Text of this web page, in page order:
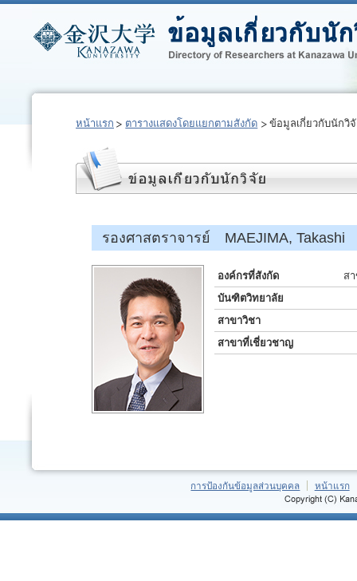
หน้าแรก ตารางแสดงโดยแยกตามสังกัด ข้อมูลเกี่ยวกับนักวิ
รองศาสตราจารย์ MAEJIMA, Takashi
องค์กรที่สังกัด
ส
บันฑิตวิทยาลัย
สาขาวิชา
สาขาที่เชี่ยวชาญ
การป้องกันข้อมูลส่วนบุคคล หน้าแรก